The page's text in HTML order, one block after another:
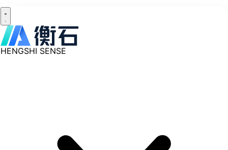
HENGSHI SENSE